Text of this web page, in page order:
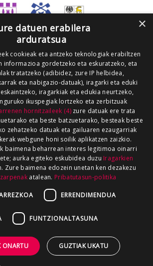
×
datuen erabilera
arduratsua
cookieak eta antzeko teknologiak erabiltzen
informazioa gordetzeko eta eskuratzeko, eta
tratatzeko (adibidez, zure IP helbidea,
eta nabigazio-datuak), iragarki eta eduki
iragarkiak eta edukia neurtzeko,
ikuspegiak lortzeko eta zerbitzuak
hornitzaileek (4)zure datuak ere trata
eta beste batzuetarako, besteak beste
zehatzeko datuak eta gailuaren ezaugarriak
webgune honi soilik aplikatzen zaizkio.
baimena beharrean interes legitimoa oinarri
aurka egiteko eskubidea duzu Iragarkien
Zure baimena edozein unetan ken dezakezu
atalean. Pribatutasun-politika
ERRENDIMENDUA
FUNTZIONALTASUNA
ONARTU GUZTIAK UKATU